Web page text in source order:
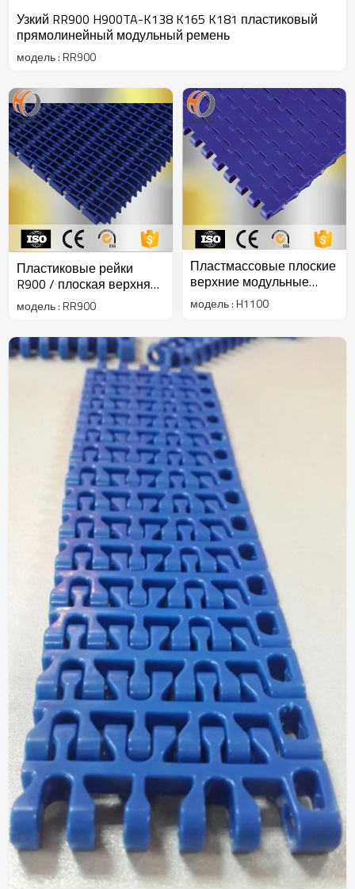
Узкий RR900 H900TA-K138 K165 K181 пластиковый
прямолинейный модульный ремень
модель : RR900
Пластиковые рейки
R900 / плоская верхняя
/ плоская сетка
модель : RR900
Пластмассовые плоские
верхние модульные
конвейерные ленты
H1100
модель : H1100